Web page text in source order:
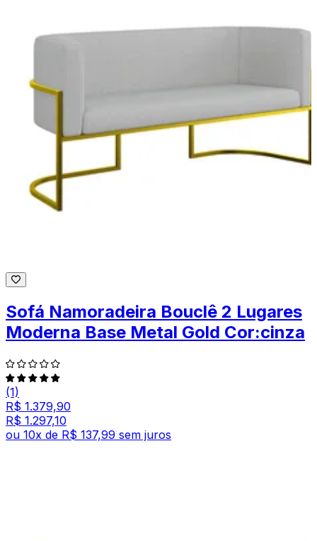
Sofá Namoradeira Bouclê 2 Lugares
Moderna Base Metal Gold Cor:cinza
(1)
R$ 1.379,90
R$ 1.297,10
ou 10x de R$ 137,99 sem juros